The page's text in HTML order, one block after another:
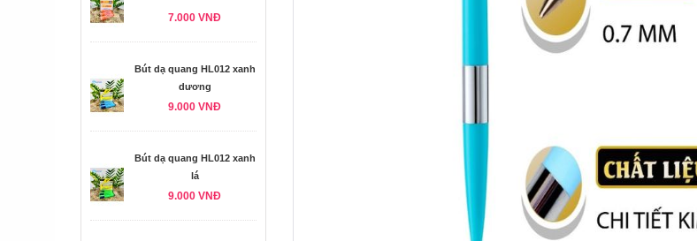
7.000 VNĐ
Bút dạ quang HL012 xanh
dương
9.000 VNĐ
Bút dạ quang HL012 xanh
lá
9.000 VNĐ